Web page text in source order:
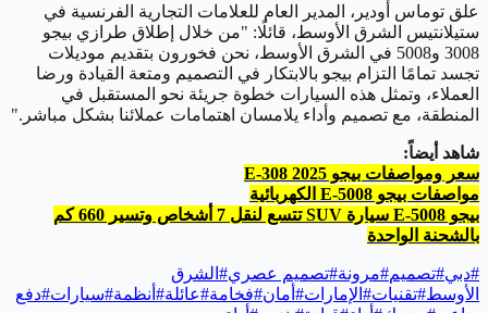
علق توماس أودير، المدير العام للعلامات التجارية الفرنسية في
ستيلانتيس الشرق الأوسط، قائلًا: "من خلال إطلاق طرازي بيجو
3008 و5008 في الشرق الأوسط، نحن فخورون بتقديم موديلات
تجسد تمامًا التزام بيجو بالابتكار في التصميم ومتعة القيادة ورضا
العملاء، وتمثل هذه السيارات خطوة جريئة نحو المستقبل في
المنطقة، مع تصميم وأداء يلامسان اهتمامات عملائنا بشكل مباشر."
شاهد أيضاً:
سعر ومواصفات بيجو E-308 2025
مواصفات بيجو E-5008 الكهربائية
بيجو E-5008 سيارة SUV تتسع لنقل 7 أشخاص وتسير 660 كم
بالشحنة الواحدة
#دبي#تصميم#مرونة#تصميم عصري# الشرق
الأوسط#تقنيات# الإمارات# أمان#فخامة#عائلة# أنظمة#سيارات#دفع